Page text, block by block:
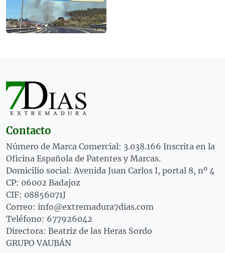
Contacto
Número de Marca Comercial: 3.038.166 Inscrita en la
Oficina Española de Patentes y Marcas.
Domicilio social: Avenida Juan Carlos I, portal 8, nº 4
CP: 06002 Badajoz
CIF: 08856071J
Correo: info@extremadura7dias.com
Teléfono: 677926042
Directora: Beatriz de las Heras Sordo
GRUPO VAUBÁN